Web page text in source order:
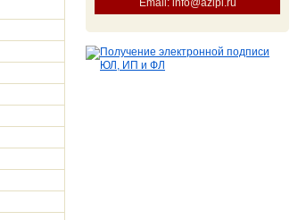
Email: info@azipi.ru